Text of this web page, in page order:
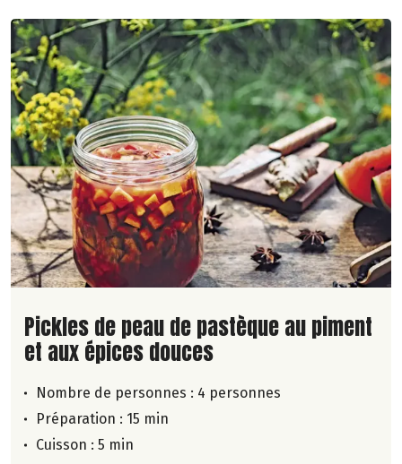
Lire la suite de la recette
Pickles de peau de pastèque au piment
et aux épices douces
Nombre de personnes : 4 personnes
Préparation : 15 min
Cuisson : 5 min